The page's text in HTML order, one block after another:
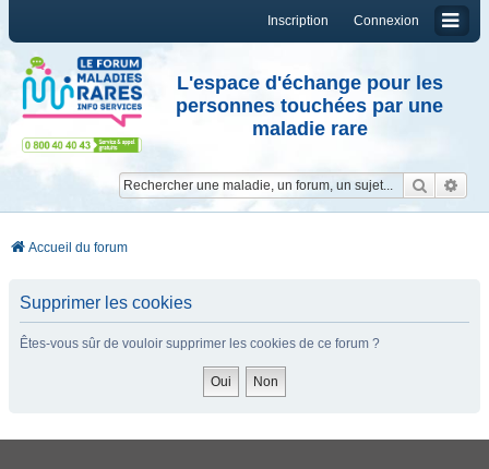
Connexion
Inscription
L'espace d'échange pour les
personnes touchées par une
maladie rare
Accueil du forum
Supprimer les cookies
Êtes-vous sûr de vouloir supprimer les cookies de ce forum ?